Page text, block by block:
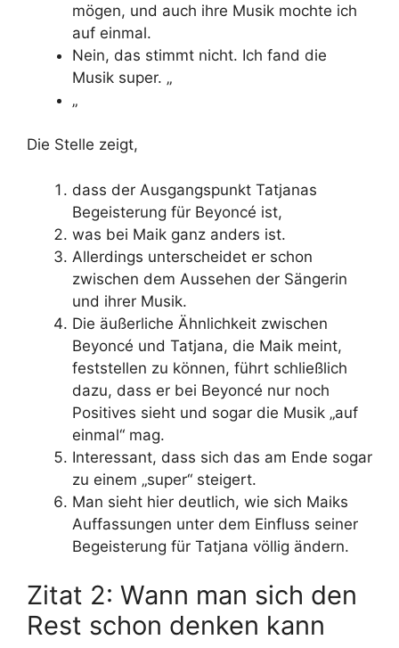
mögen, und auch ihre Musik mochte ich
auf einmal.
Nein, das stimmt nicht. Ich fand die
Musik super. „
„
Die Stelle zeigt,
dass der Ausgangspunkt Tatjanas
Begeisterung für Beyoncé ist,
was bei Maik ganz anders ist.
Allerdings unterscheidet er schon
zwischen dem Aussehen der Sängerin
und ihrer Musik.
Die äußerliche Ähnlichkeit zwischen
Beyoncé und Tatjana, die Maik meint,
feststellen zu können, führt schließlich
dazu, dass er bei Beyoncé nur noch
Positives sieht und sogar die Musik „auf
einmal“ mag.
Interessant, dass sich das am Ende sogar
zu einem „super“ steigert.
Man sieht hier deutlich, wie sich Maiks
Auffassungen unter dem Einfluss seiner
Begeisterung für Tatjana völlig ändern.
Zitat 2: Wann man sich den
Rest schon denken kann